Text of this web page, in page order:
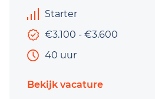
Starter
€3.100 - €3.600
40 uur
Bekijk vacature